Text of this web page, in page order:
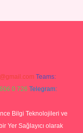
Teams:
0 726 Telegram:
Bilgi Teknolojileri ve
Yer Sağlayıcı olarak